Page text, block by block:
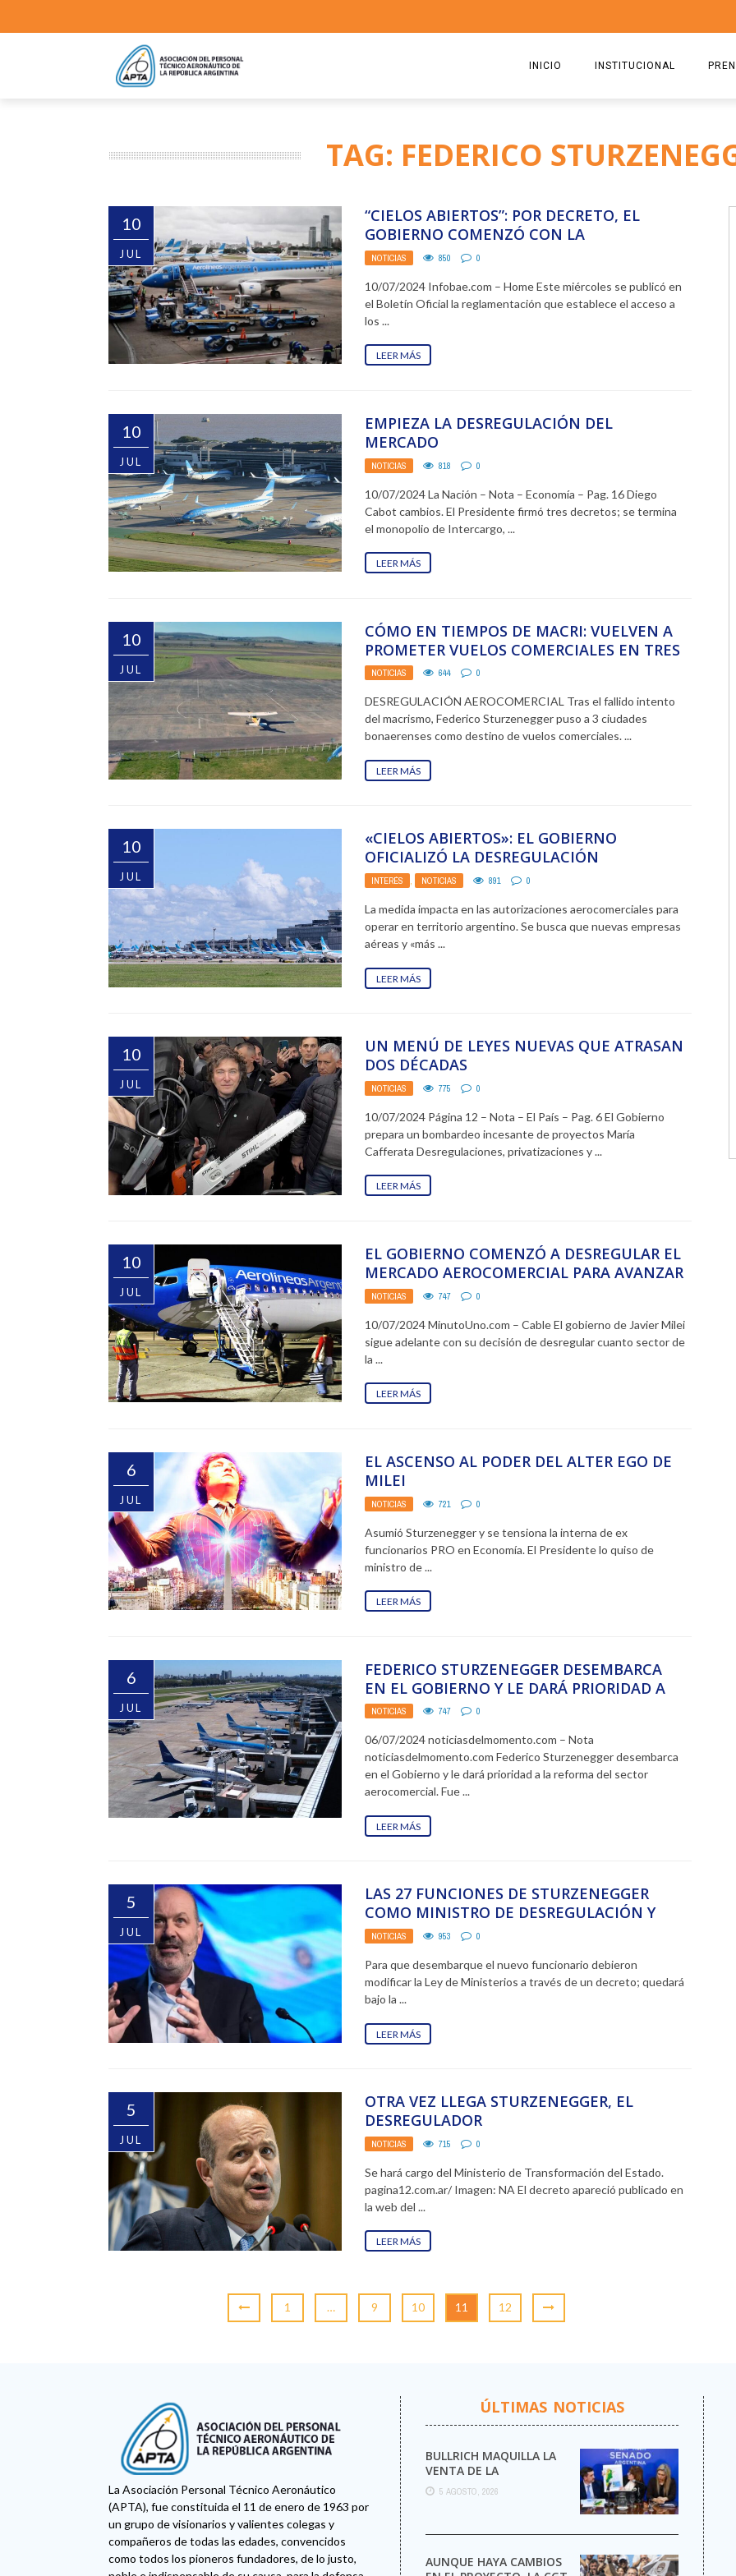
INICIO INSTITUCIONAL
ESTATUTO
RICARDO CIRIELLI
2025
TAG: FEDERICO
10
JUL
“CIELOS ABIERTOS”: POR DECRETO, EL
GOBIERNO COMENZÓ CON LA
DESREGULACIÓN DEL SECTOR
AEROCOMERCIAL
NOTICIAS 850 0
10/07/2024 Infobae.com – Home Este miércoles se publicó en
el Boletín Oficial la reglamentación que establece el acceso a
los ...
LEER MÁS
10
JUL
EMPIEZA LA DESREGULACIÓN DEL
MERCADO
NOTICIAS 818 0
10/07/2024 La Nación – Nota – Economía – Pag. 16 Diego
Cabot cambios. El Presidente firmó tres decretos; se termina
el monopolio de Intercargo, ...
LEER MÁS
10
JUL
CÓMO EN TIEMPOS DE MACRI: VUELVEN A
PROMETER VUELOS COMERCIALES EN TRES
CIUDADES BONAERENSES
NOTICIAS 644 0
DESREGULACIÓN AEROCOMERCIAL Tras el fallido intento
del macrismo, Federico Sturzenegger puso a 3 ciudades
bonaerenses como destino de vuelos comerciales. ...
LEER MÁS
10
JUL
«CIELOS ABIERTOS»: EL GOBIERNO
OFICIALIZÓ LA DESREGULACIÓN
AEROCOMERCIAL
INTERÉS , NOTICIAS 891 0
La medida impacta en las autorizaciones aerocomerciales para
operar en territorio argentino. Se busca que nuevas empresas
aéreas y «más ...
LEER MÁS
10
JUL
UN MENÚ DE LEYES NUEVAS QUE ATRASAN
DOS DÉCADAS
NOTICIAS 775 0
10/07/2024 Página 12 – Nota – El País – Pag. 6 El Gobierno
prepara un bombardeo incesante de proyectos María
Cafferata Desregulaciones, privatizaciones y ...
LEER MÁS
10
JUL
EL GOBIERNO COMENZÓ A DESREGULAR EL
MERCADO AEROCOMERCIAL PARA AVANZAR
CON SU POLÍTICA DE «CIELOS ...
NOTICIAS 747 0
10/07/2024 MinutoUno.com – Cable El gobierno de Javier Milei
sigue adelante con su decisión de desregular cuanto sector de
la ...
LEER MÁS
6
JUL
EL ASCENSO AL PODER DEL ALTER EGO DE
MILEI
NOTICIAS 721 0
Asumió Sturzenegger y se tensiona la interna de ex
funcionarios PRO en Economía. El Presidente lo quiso de
ministro de ...
LEER MÁS
6
JUL
FEDERICO STURZENEGGER DESEMBARCA
EN EL GOBIERNO Y LE DARÁ PRIORIDAD A
LA REFORMA DEL SECTOR ...
NOTICIAS 747 0
06/07/2024 noticiasdelmomento.com – Nota
noticiasdelmomento.com Federico Sturzenegger desembarca
en el Gobierno y le dará prioridad a la reforma del sector
aerocomercial. Fue ...
LEER MÁS
5
JUL
LAS 27 FUNCIONES DE STURZENEGGER
COMO MINISTRO DE DESREGULACIÓN Y
TRANSFORMACIÓN DEL ESTADO
NOTICIAS 953 0
Para que desembarque el nuevo funcionario debieron
modificar la Ley de Ministerios a través de un decreto; quedará
bajo la ...
LEER MÁS
5
JUL
OTRA VEZ LLEGA STURZENEGGER, EL
DESREGULADOR
NOTICIAS 715 0
Se hará cargo del Ministerio de Transformación del Estado.
pagina12.com.ar/ Imagen: NA El decreto apareció publicado en
la web del ...
LEER MÁS
1 … 9 10 11 12
La Asociación Personal Técnico Aeronáutico
(APTA), fue constituida el 11 de enero de 1963 por
un grupo de visionarios y valientes colegas y
compañeros de todas las edades, convencidos
como todos los pioneros fundadores, de lo justo,
ÚLTIMAS NOTICIAS
BULLRICH MAQUILLA LA
VENTA DE LA
ARGENTINA
5 AGOSTO, 2026
AUNQUE HAYA CAMBIOS